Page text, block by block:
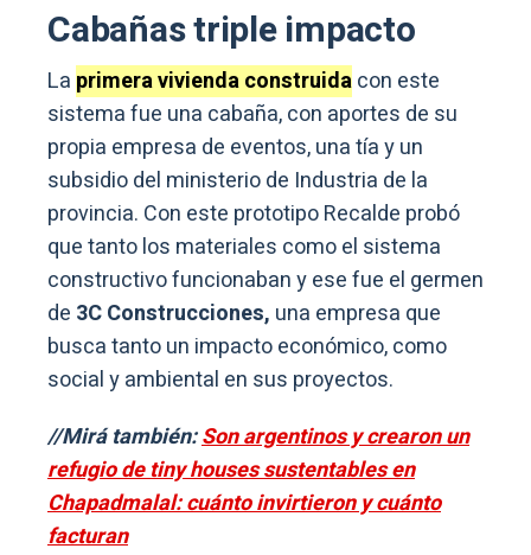
Cabañas triple impacto
La primera vivienda construidacon este
sistema fue una cabaña, con aportes de su
propia empresa de eventos, una tía y un
subsidio del ministerio de Industria de la
provincia. Con este prototipo Recalde probó
que tanto los materiales como el sistema
constructivo funcionaban y ese fue el germen
de 3C Construcciones, una empresa que
busca tanto un impacto económico, como
social y ambiental en sus proyectos.
//Mirá también:Son argentinos y crearon un
refugio de tiny houses sustentables en
Chapadmalal: cuánto invirtieron y cuánto
facturan